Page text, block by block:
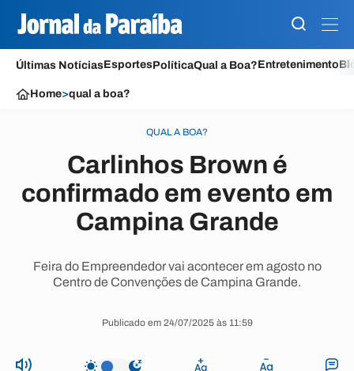
Últimas NotíciasEsportesPolíticaQual a Boa?Entretenimento
Home>qual a boa?
QUAL A BOA?
Carlinhos Brown é
confirmado em evento em
Campina Grande
Feira do Empreendedor vai acontecer em agosto no
Centro de Convenções de Campina Grande.
Publicado em 24/07/2025 às 11:59